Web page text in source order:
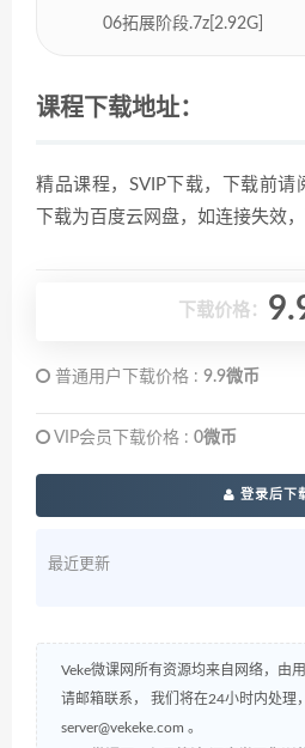
06拓展阶段.7z[2.92G]
课程下载地址：
精品课程，SVIP下载，下载前
下载为百度云网盘，如连接失效
下载价格：
普通用户下载价格 : 9.9微币
VIP会员下载价格 : 0微币
登录后下
最近更新
Veke微课网所有资源均来自网络，由
请邮箱联系， 我们将在24小时内处理
server@vekeke.com 。